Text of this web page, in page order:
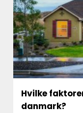
Hvilke
danmark?